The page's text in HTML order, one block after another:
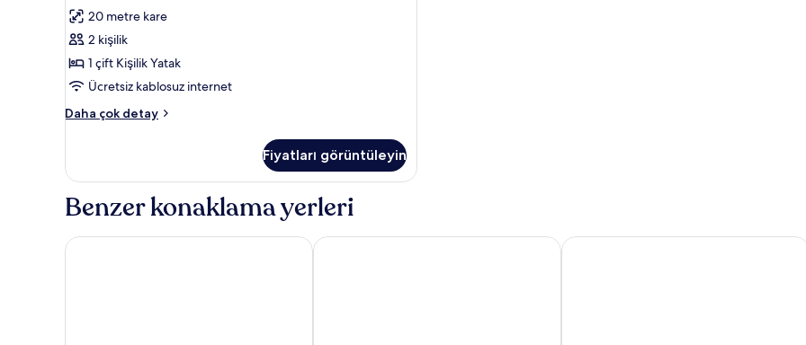
hakkında
daha
fazla
detay
Kişilik
Yatak,
Engellilere
Uygun,
Sigara
İçilmez
için
tüm
fotoğrafları
görün
yorum)
20 metre kare
2 kişilik
1 çift Kişilik Yatak
Ücretsiz kablosuz internet
Daha çok detay
Standard
Kişilik
Engellilere
Sigara
Fiyatları görüntüleyin
Benzer konaklama yerleri
Copthorne Tara Hotel London KensingtonDoubleTree by Hilton London - ChelseaNovotel London West